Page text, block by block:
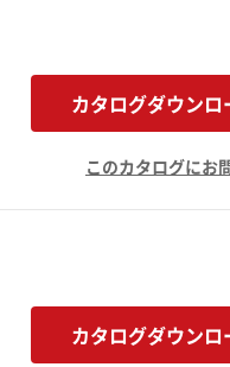
カタログダウンロ
このカタログにお
カタログダウンロ